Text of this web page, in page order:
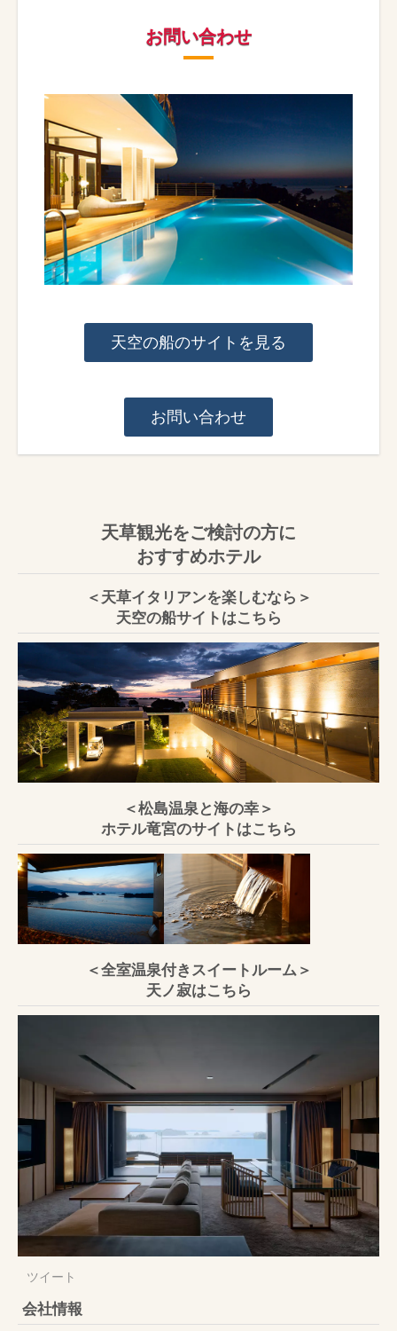
お問い合わせ
天空の船のサイトを見る
お問い合わせ
天草観光をご検討の方に
おすすめホテル
＜天草イタリアンを楽しむなら＞
天空の船サイトはこちら
＜松島温泉と海の幸＞
ホテル竜宮のサイトはこちら
＜全室温泉付きスイートルーム＞
天ノ寂はこちら
ツイート
会社情報